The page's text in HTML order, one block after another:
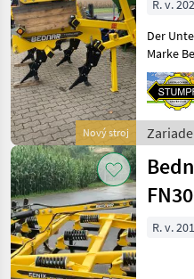
Nový stroj
R. v.
Der
Marke
bietet
Technik
na
pôdy /
Bednar
R. v.